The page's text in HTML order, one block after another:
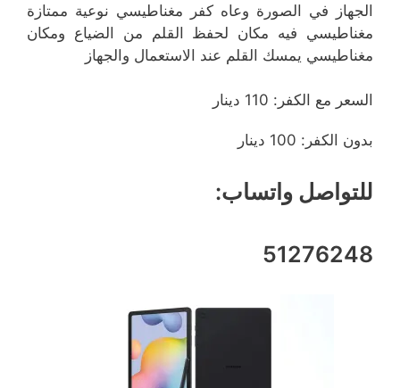
الجهاز في الصورة وعاه كفر مغناطيسي نوعية ممتازة
مغناطيسي فيه مكان لحفظ القلم من الضياع ومكان
مغناطيسي يمسك القلم عند الاستعمال والجهاز
السعر مع الكفر: 110 دينار
بدون الكفر: 100 دينار
للتواصل واتساب:
51276248